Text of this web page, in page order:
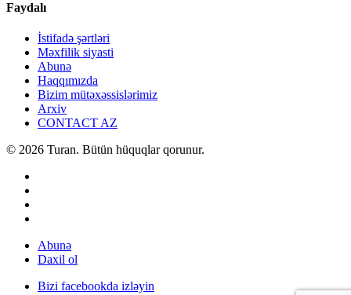
Faydalı
İstifadə şərtləri
Məxfilik siyasti
Abunə
Haqqımızda
Bizim mütəxəssislərimiz
Arxiv
CONTACT AZ
© 2026 Turan. Bütün hüquqlar qorunur.
Abunə
Daxil ol
Bizi facebookda izləyin